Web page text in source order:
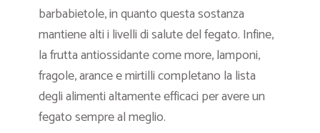
barbabietole, in quanto questa sostanza
mantiene alti i livelli di salute del fegato. Infine,
la frutta antiossidante come more, lamponi,
fragole, arance e mirtilli completano la lista
degli alimenti altamente efficaci per avere un
fegato sempre al meglio.